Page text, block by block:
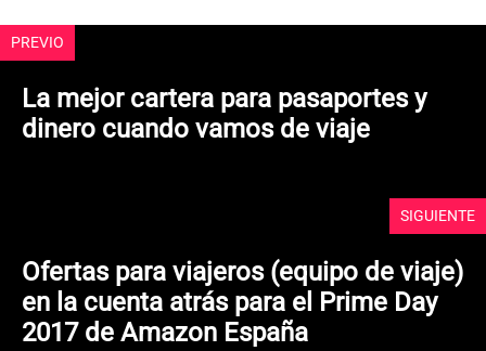
PREVIO
La mejor cartera para pasaportes y
dinero cuando vamos de viaje
SIGUIENTE
Ofertas para viajeros (equipo de viaje)
en la cuenta atrás para el Prime Day
2017 de Amazon España